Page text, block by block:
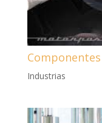
Industrias